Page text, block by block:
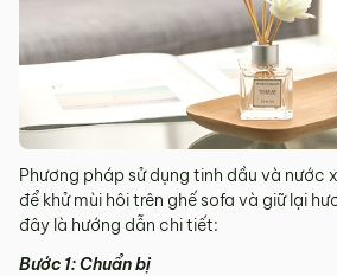
Phương pháp sử dụng tinh dầu và nước
để khử mùi hôi trên ghế sofa và giữ lại
đây là hướng dẫn chi tiết:
Bước 1: Chuẩn bị